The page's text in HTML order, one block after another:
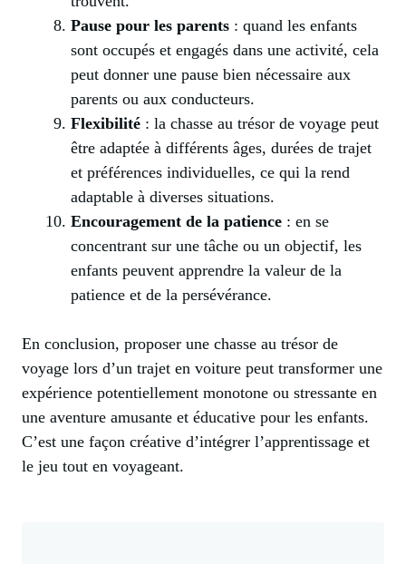
Pause pour les parents : quand les enfants
sont occupés et engagés dans une activité, cela
peut donner une pause bien nécessaire aux
parents ou aux conducteurs.
Flexibilité : la chasse au trésor de voyage peut
être adaptée à différents âges, durées de trajet
et préférences individuelles, ce qui la rend
adaptable à diverses situations.
Encouragement de la patience : en se
concentrant sur une tâche ou un objectif, les
enfants peuvent apprendre la valeur de la
patience et de la persévérance.
En conclusion, proposer une chasse au trésor de
voyage lors d’un trajet en voiture peut transformer une
expérience potentiellement monotone ou stressante en
une aventure amusante et éducative pour les enfants.
C’est une façon créative d’intégrer l’apprentissage et
le jeu tout en voyageant.